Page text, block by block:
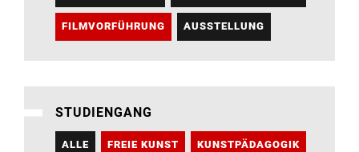
FILMVORFÜHRUNG AUSSTELLUNG
STUDIENGANG
ALLE FREIE KUNST KUNSTPÄDAGOGIK